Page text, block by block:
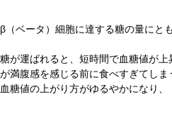
（ベータ）細胞に達する糖の量にと
が運ばれると、短時間で血糖値が上
満腹感を感じる前に食べすぎてしま
糖値の上がり方がゆるやかになり